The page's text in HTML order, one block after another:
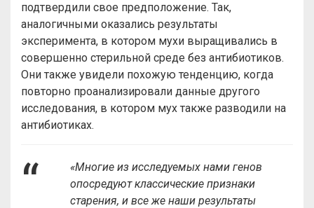
подтвердили свое предположение. Так,
аналогичными оказались результаты
эксперимента, в котором мухи выращивались в
совершенно стерильной среде без антибиотиков.
Они также увидели похожую тенденцию, когда
повторно проанализировали данные другого
исследования, в котором мух также разводили на
антибиотиках.
«Многие из исследуемых нами генов
опосредуют классические признаки
старения, и все же наши результаты